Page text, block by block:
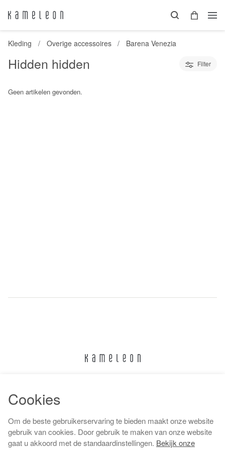
Kleding Overige accessoires Barena Venezia
Hidden hidden Filter
Geen artikelen gevonden.
Algemene voorwaarden
Cookies
Om de beste gebruikerservaring te bieden maakt onze website
gebruik van cookies. Door gebruik te maken van onze website
gaat u akkoord met de standaardinstellingen. Bekijk onze